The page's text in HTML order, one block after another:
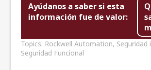
Ayúdanos a saber si esta
información fue de valor:
Topics: Rockwell Automation, Seguridad
Seguridad Funcional